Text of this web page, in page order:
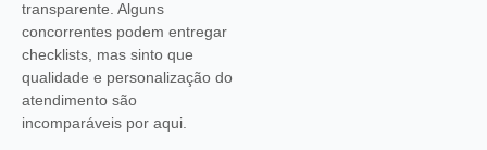
transparente. Alguns
concorrentes podem entregar
checklists, mas sinto que
qualidade e personalização do
atendimento são
incomparáveis por aqui.